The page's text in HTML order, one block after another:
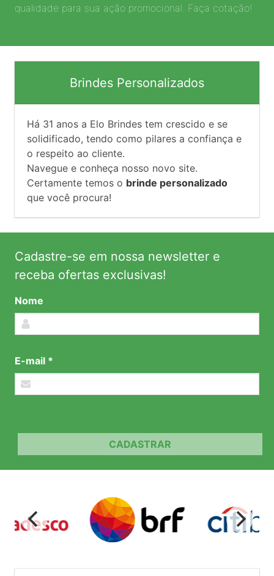
qualidade para sua ação promocional. Faça cotação!
Brindes Personalizados
Há 31 anos a Elo Brindes tem crescido e se
solidificado, tendo como pilares a confiança e
o respeito ao cliente.
Navegue e conheça nosso novo site.
Certamente temos o brinde personalizado
que você procura!
Cadastre-se em nossa newsletter e
receba ofertas exclusivas!
Nome
E-mail *
CADASTRAR